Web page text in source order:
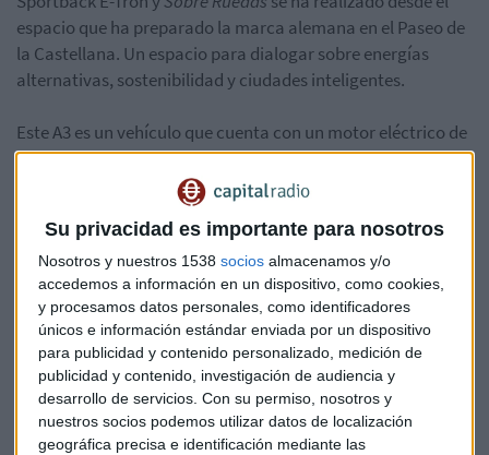
Su privacidad es importante para nosotros
Nosotros y nuestros 1538 socios almacenamos y/o
accedemos a información en un dispositivo, como cookies,
y procesamos datos personales, como identificadores
únicos e información estándar enviada por un dispositivo
para publicidad y contenido personalizado, medición de
publicidad y contenido, investigación de audiencia y
desarrollo de servicios. Con su permiso, nosotros y
nuestros socios podemos utilizar datos de localización
geográfica precisa e identificación mediante las
espacio que ha preparado la marca alemana en el Paseo de
la Castellana. Un espacio para dialogar sobre energías
alternativas, sostenibilidad y ciudades inteligentes.
Este A3 es un vehículo que cuenta con un motor eléctrico de
102 cv asociado a un 1.4 TSI de 150 cv, que unidos mediante
una transmisión DSG dan una potencia combinada de 204
cv con lo que según el director de comunicación de Audi,
Ignacio González, "hace que siga manteniendo
manteniendo la misma deportividad de siempre"
Aquí puedes escuchar todo lo que hemos contado sobre este
vehículo que es una gran realidad de la movilidad sostenible
por ciudad y de la deportividad en la carretera.